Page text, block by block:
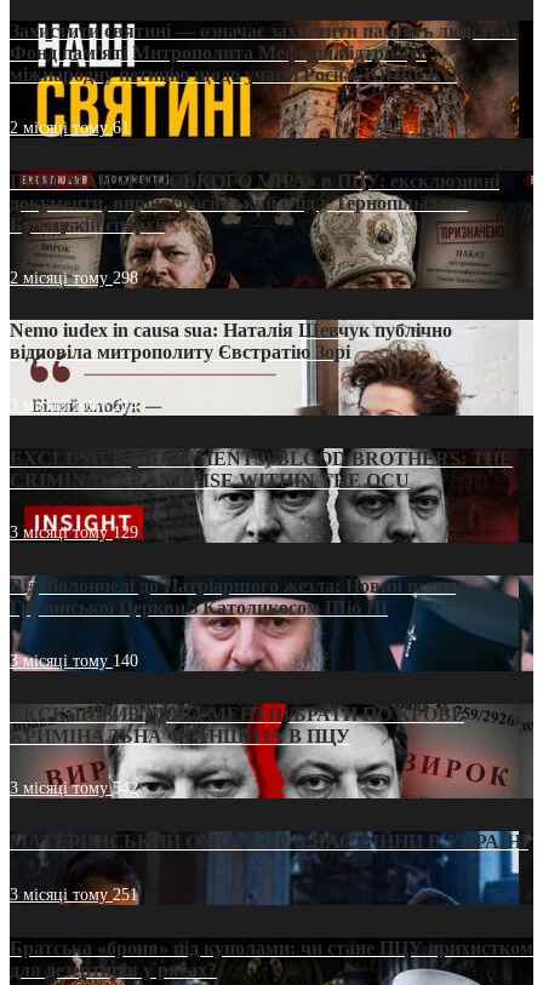
Захистити святині — означає захистити пам’ять людства:
Фонд пам’яті Митрополита Мефодія підтримує
міжнародну петицію щодо участі Росії в ЮНЕСКО
2 місяці тому61
ПРИСМАК «РУССЬКОГО МІРА» в ПЦУ: ексклюзивні
документи, вирок і російський слід у Тернопільсько-
Бучацькій єпархії
2 місяці тому 298
Nemo iudex in causa sua: Наталія Шевчук публічно
відповіла митрополиту Євстратію Зорі
3 місяці тому214
EXCLUSIVE (DOCUMENTS)/BLOOD BROTHERS: THE
CRIMINAL FRANCHISE WITHIN THE OCU
3 місяці тому129
Від віолончелі до Патріаршого жезла: Новий шлях
Грузинської Церкви з Католикосом Шіо III
3 місяці тому 140
ЕКСКЛЮЗИВ (ДОКУМЕНТИ)/БРАТИ ПО КРОВІ:
КРИМІНАЛЬНА ФРАНШИЗА В ПЦУ
3 місяці тому542
МАТЕРИНСЬКИЙ ОМОРФОР В ЧАС ВІЙНИ В УКРАЇНІ
3 місяці тому251
Братська «броня» під куполами: чи стане ПЦУ прихистком
для дезертирів у рясах?